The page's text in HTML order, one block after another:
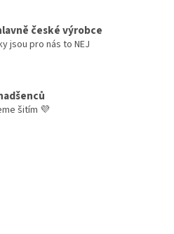
české výrobce
jsou pro nás to NEJ
šitím 💜